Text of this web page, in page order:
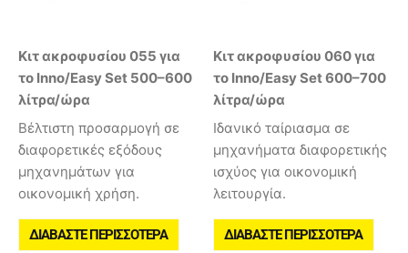
Κιτ ακροφυσίου 055 για
το Inno/Easy Set 500–600
λίτρα/ώρα
Βέλτιστη προσαρμογή σε
διαφορετικές εξόδους
μηχανημάτων για
οικονομική χρήση.
ΔΙΑΒΆΣΤΕ ΠΕΡΙΣΣΌΤΕΡΑ
Κιτ ακροφυσίου 060 για
το Inno/Easy Set 600–700
λίτρα/ώρα
Ιδανικό ταίριασμα σε
μηχανήματα διαφορετικής
ισχύος για οικονομική
λειτουργία.
ΔΙΑΒΆΣΤΕ ΠΕΡΙΣΣΌΤΕΡΑ